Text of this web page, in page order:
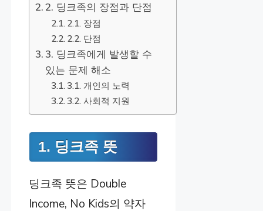
2. 딩크족의 장점과 단점
2.1. 장점
2.2. 단점
3. 딩크족에게 발생할 수
있는 문제 해소
3.1. 개인의 노력
3.2. 사회적 지원
1. 딩크족 뜻
딩크족 뜻은 Double
Income, No Kids의 약자